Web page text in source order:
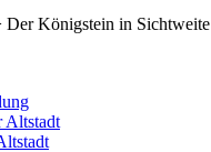
Der Königstein in Sichtweite
Altstadt